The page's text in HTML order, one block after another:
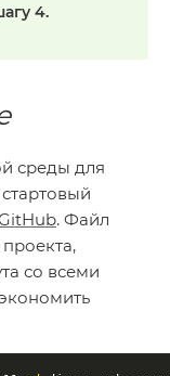
4.
среды для
. Файл
со всеми